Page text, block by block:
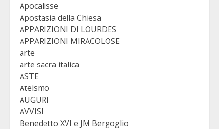
Apocalisse
Apostasia della Chiesa
APPARIZIONI DI LOURDES
APPARIZIONI MIRACOLOSE
arte
arte sacra italica
ASTE
Ateismo
AUGURI
AVVISI
Benedetto XVI e JM Bergoglio